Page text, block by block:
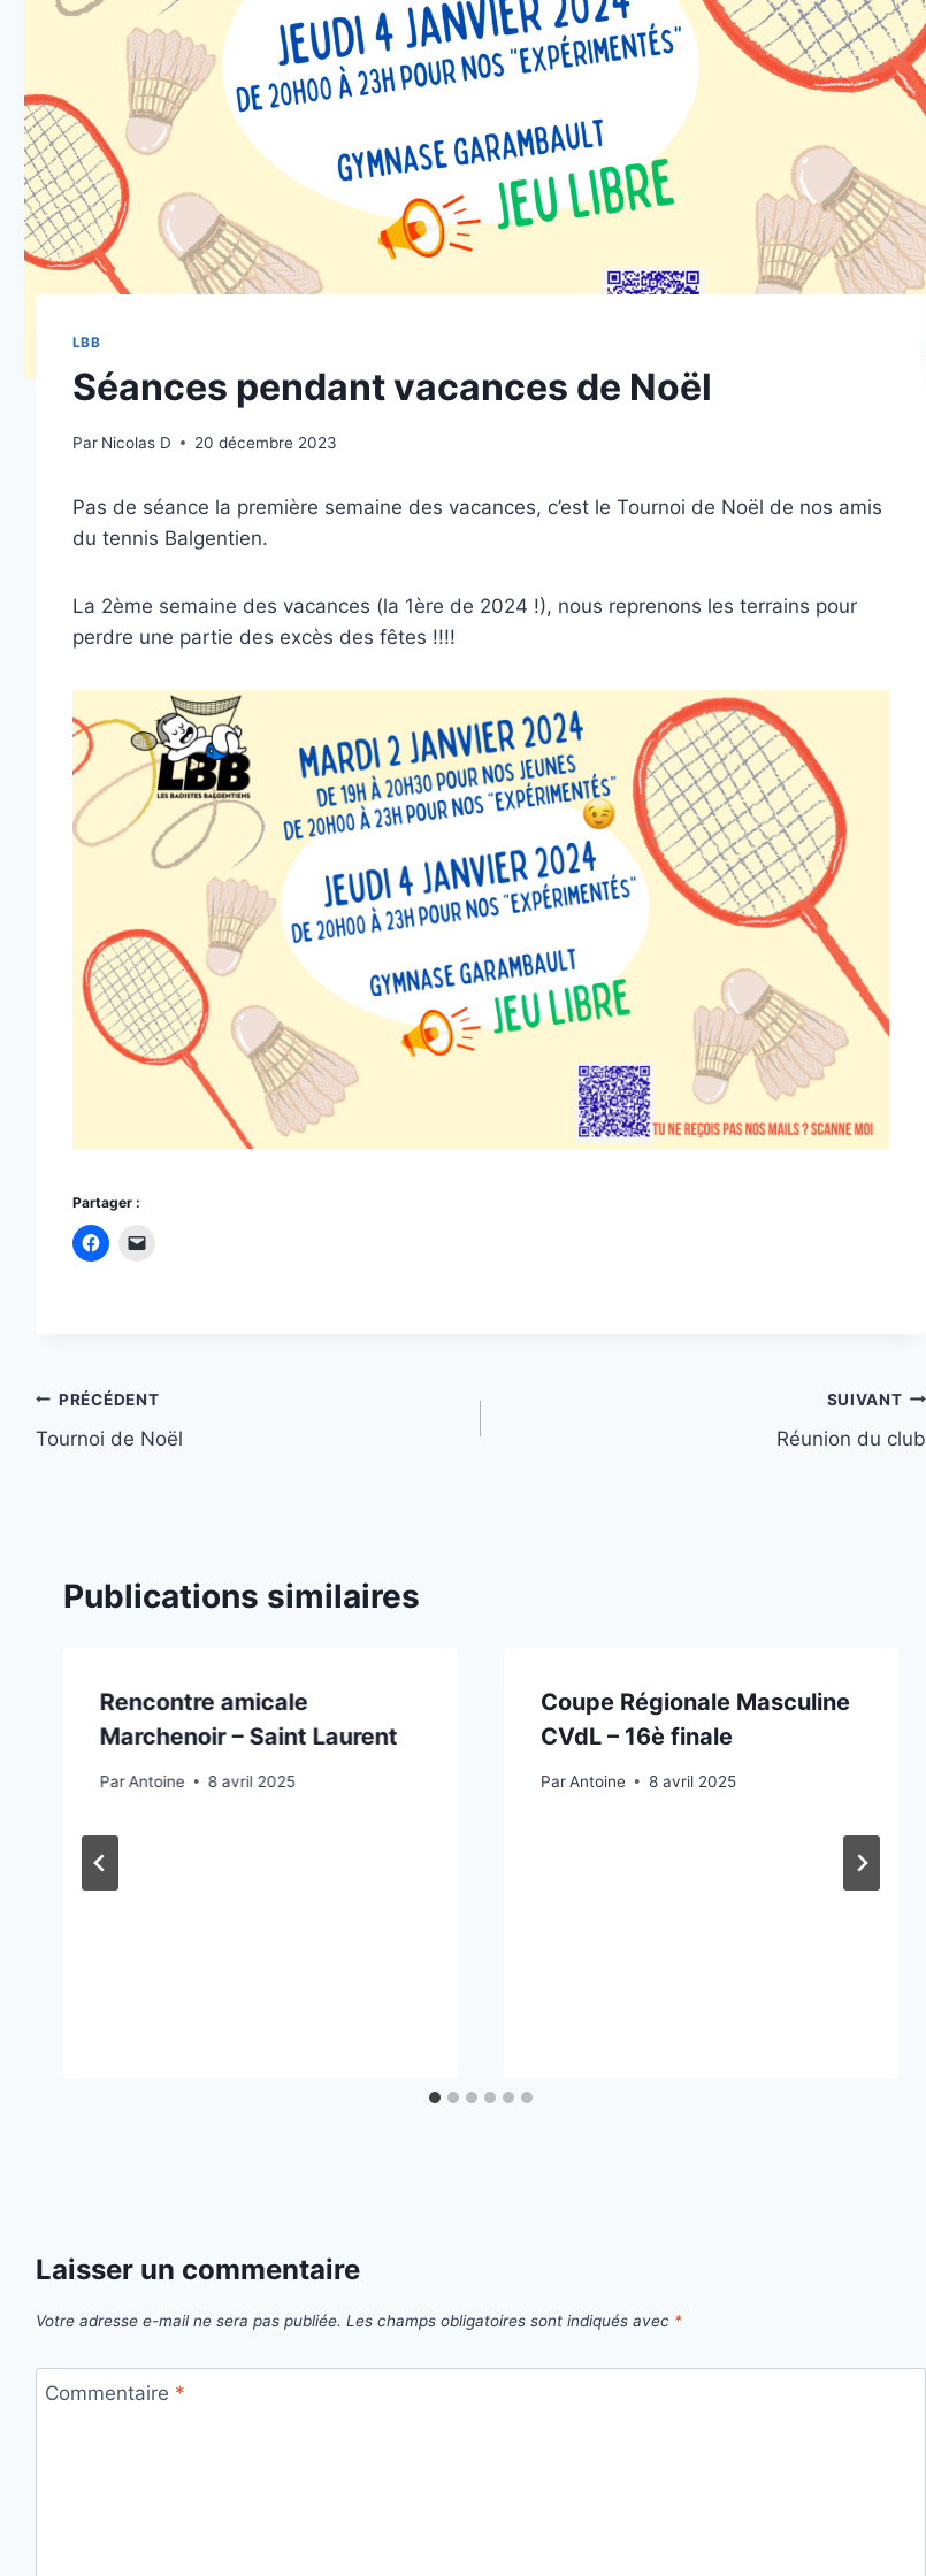
LBB
Séances pendant vacances de Noël
Par Nicolas D 20 décembre 2023
Pas de séance la première semaine des vacances, c’est le Tournoi de Noël de nos amis
du tennis Balgentien.
La 2ème semaine des vacances (la 1ère de 2024 !), nous reprenons les terrains pour
perdre une partie des excès des fêtes !!!!
Partager :
Navigation
de
PRÉCÉDENT
Tournoi de Noël
SUIVANT
Réunion du club
Publications similaires
Rencontre amicale
Marchenoir – Saint Laurent
Par Antoine 8 avril 2025
Coupe Régionale Masculine
CVdL – 16è finale
ParAntoine 8 avril 2025
Laisser un commentaire
Votre adresse e-mail ne sera pas publiée. Les champs obligatoires sont indiqués avec *
Commentaire *